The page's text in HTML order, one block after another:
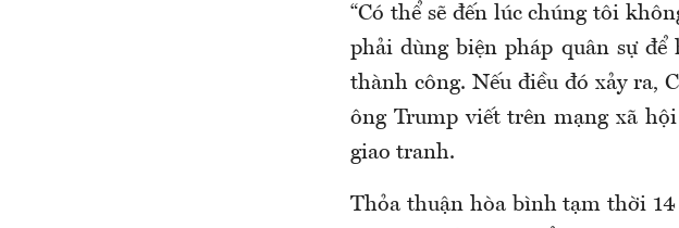
“Có thể sẽ đến lúc chúng tôi
phải dùng biện pháp quân sự
thành công. Nếu điều đó xảy ra,
ông Trump viết trên mạng xã
giao tranh.
Thỏa thuận hòa bình tạm thời